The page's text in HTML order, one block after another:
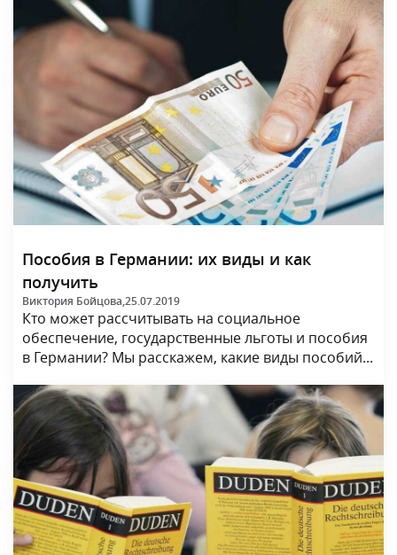
Пособия в Германии: их виды и как
получить
Виктория Бойцова, 25.07.2019
Кто может рассчитывать на социальное
обеспечение, государственные льготы и пособия
в Германии? Мы расскажем, какие виды пособий...
Язык в Германии и его особенности
Виктория Бойцова,12.07.2019
Язык в Германии. Путешествуя по стране, можно
узнать гораздо больше о ее истории и культуре,
если владеть национальным языком. Немецкий...